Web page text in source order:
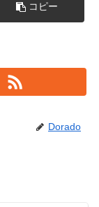
コピー
Dorado